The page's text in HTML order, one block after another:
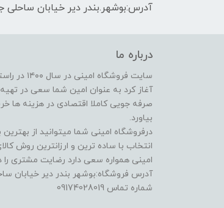
آدرس:بوشهر.بندر دیر خیابان ساحلی
درباره ما
سایت
آغاز کرد به عنوان امین شما سعی در تهیه
صرفه جویی کاملا اقتصادی در هزینه ها
بیاورد.
درفروشگاه امینی شما میتوانید از
انتخاب با ساده ترین و ارزانترین روش
امینی همواره سعی دارد رضایت مشتری را
آدرس فروشگاه:بوشهر بندر دیر خیابان
شماره تماس 09174028019